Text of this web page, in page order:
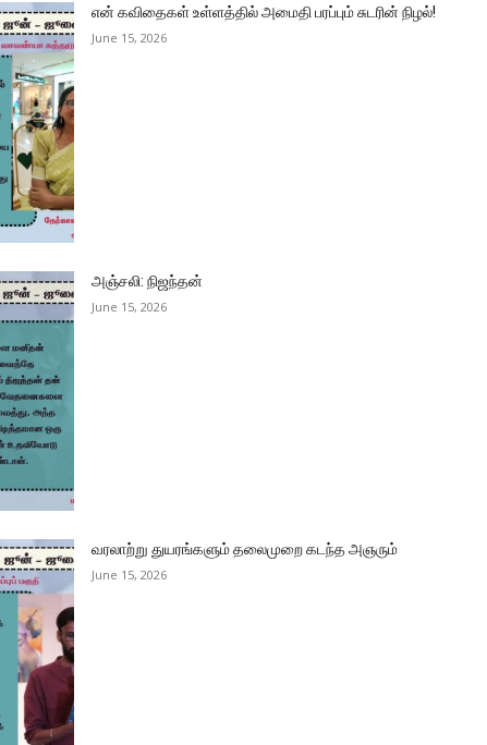
என் கவிதைகள் உள்ளத்தில் அமைதி பரப்பும் சுடரின் நிழல்!
June 15, 2026
அஞ்சலி: நிஜந்தன்
June 15, 2026
வரலாற்று துயரங்களும் தலைமுறை கடந்த அஞரும்
June 15, 2026